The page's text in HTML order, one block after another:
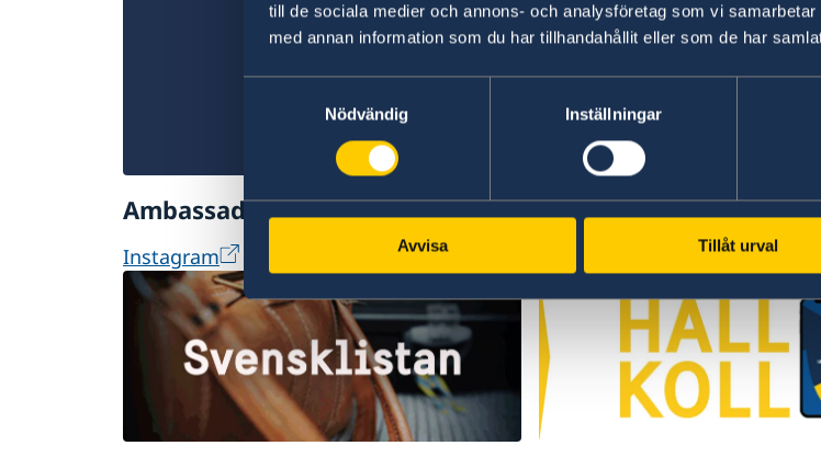
till de sociala medier och annons- och analysföretag som vi
med annan information som du har tillhandahållit eller som de har
Nödvändig
Inställningar
Avvisa Tillåt urval
Ambassaden på Instagram
Instagram LinkedIn